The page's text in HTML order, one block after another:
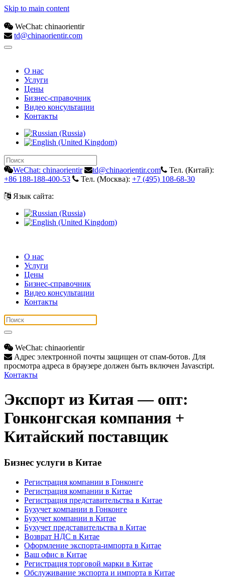
Skip to main content
WeChat: chinaorientir
td@chinaorientir.com
О нас
Услуги
Цены
Бизнес-справочник
Видео консультации
Контакты
WeChat: chinaorientir td@chinaorientir.com
Тел. (Китай):
+86 188-188-400-53
Тел. (Москва): +7 (495) 108-68-30
Язык сайта:
О нас
Услуги
Цены
Бизнес-справочник
Видео консультации
Контакты
WeChat: chinaorientir
Адрес электронной почты защищен от спам-ботов. Для
просмотра адреса в браузере должен быть включен Javascript.
Контакты
Экспорт из Китая — опт:
Гонконгская компания +
Китайский поставщик
Бизнес услуги в Китае
Регистрация компании в Гонконге
Регистрация компании в Китае
Регистрация представительства в Китае
Бухучет компании в Гонконге
Бухучет компании в Китае
Бухучет представительства в Китае
Возврат НДС в Китае
Оформление экспорта-импорта в Китае
Ваш офис в Китае
Регистрация торговой марки в Китае
Обслуживание экспорта и импорта в Китае